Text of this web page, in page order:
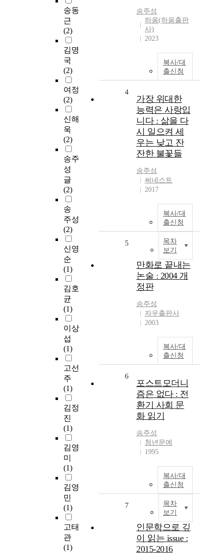
송동
근
(2)
김명
국
(2)
여정
(2)
신해
욱
(2)
송주
성
글
(2)
송
주성
(2)
신영
순
(1)
김호
균
(1)
이상
섭
(1)
고선
주
(1)
김정
진
(1)
김영
미
(1)
김영
민
(1)
고태
관
(1)
송주성
하움(하움출판
사)
2023
복사/대
출신청
4
가장 위대한
능력은 사랑입
니다 : 삶을 다
시 일으켜 세
우는 낮고 잔
잔한 불꽃들
송주성
써네스트
2017
복사/대
출신청
목차
보기
5
만화로 끝내는
논술 : 2004 개
정판
송주성
자우출판사
2003
복사/대
출신청
6
포스트모더니
즘은 없다 : 전
환기 사회 문
화 읽기
송주성
청년문예
1995
복사/대
출신청
목차
보기
7
인문학으로 깊
이 읽는 issue :
2015-2016